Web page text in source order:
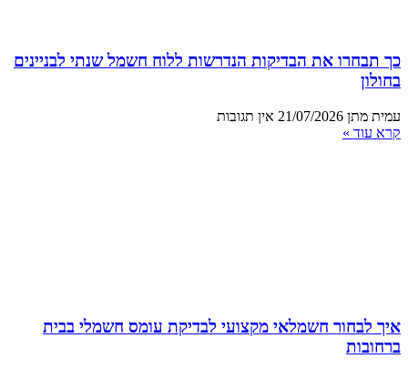
כך תבחרו את הבדיקות הנדרשות ללוח חשמל שנתי לבניינים
בחולון
עמית מתן 21/07/2026 אין תגובות
קרא עוד »
איך לבחור חשמלאי מקצועי לבדיקת עומס חשמלי בבית
ברחובות